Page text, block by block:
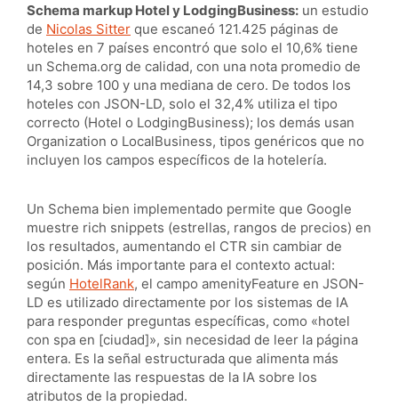
Schema markup Hotely LodgingBusiness: un estudio
de Nicolas Sitter que escaneó 121.425 páginas de
hoteles en 7 países encontró que solo el 10,6% tiene
un Schema.org de calidad, con una nota promedio de
14,3 sobre 100 y una mediana de cero. De todos los
hoteles con JSON-LD, solo el 32,4% utiliza el tipo
correcto (Hotel o LodgingBusiness); los demás usan
Organization o LocalBusiness, tipos genéricos que no
incluyen los campos específicos de la hotelería.
Un Schema bien implementado permite que Google
muestre rich snippets (estrellas, rangos de precios) en
los resultados, aumentando el CTR sin cambiar de
posición. Más importante para el contexto actual:
según HotelRank, el campo amenityFeature en JSON-
LD es utilizado directamente por los sistemas de IA
para responder preguntas específicas, como «hotel
con spa en [ciudad]», sin necesidad de leer la página
entera. Es la señal estructurada que alimenta más
directamente las respuestas de la IA sobre los
atributos de la propiedad.